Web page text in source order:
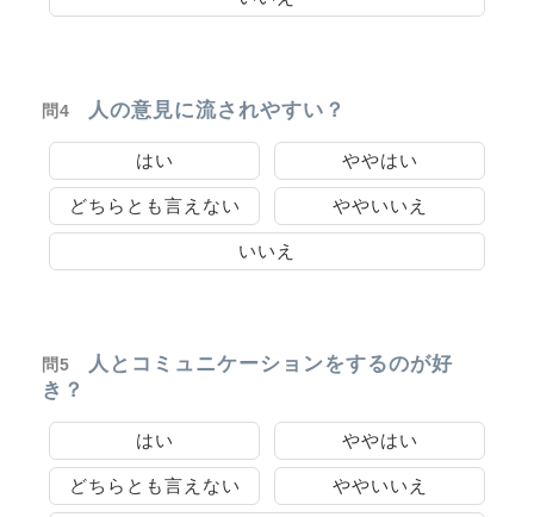
問4 人の意見に流されやすい？
はい ややはい
どちらとも言えない ややいいえ
いいえ
問5
人とコミュニケーションをするのが好
き？
はい ややはい
どちらとも言えない ややいいえ